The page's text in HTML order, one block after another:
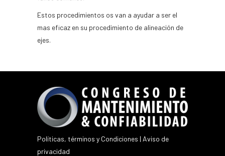
Estos procedimientos os van a ayudar a ser el
mas eficaz en su procedimiento de alineación de
ejes.
Políticas, términos y Condiciones | Aviso de
privacidad